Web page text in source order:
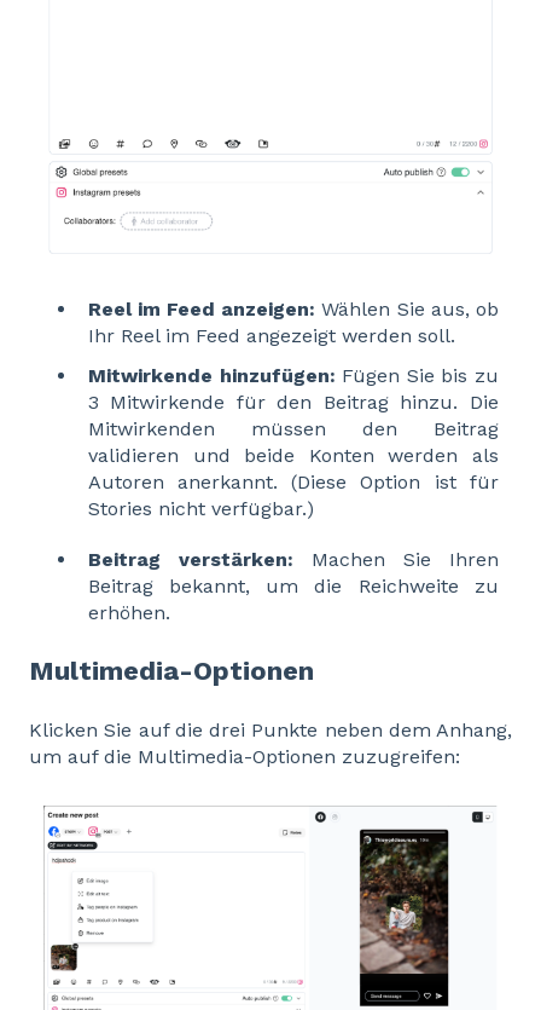
Reel im Feed anzeigen: Wählen Sie aus, ob
Ihr Reel im Feed angezeigt werden soll.
Mitwirkende hinzufügen: Fügen Sie bis zu
3 Mitwirkende für den Beitrag hinzu. Die
Mitwirkenden müssen den Beitrag
validieren und beide Konten werden als
Autoren anerkannt. (Diese Option ist für
Stories nicht verfügbar.)
Beitrag verstärken: Machen Sie Ihren
Beitrag bekannt, um die Reichweite zu
erhöhen.
Multimedia-Optionen
Klicken Sie auf die drei Punkte neben dem Anhang,
um auf die Multimedia-Optionen zuzugreifen: